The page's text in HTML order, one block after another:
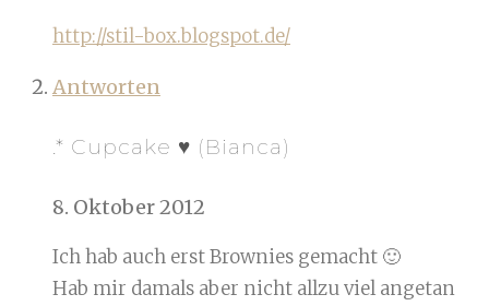
http://stil-box.blogspot.de/
Antworten
.* Cupcake ♥ (Bianca)
8. Oktober 2012
Ich hab auch erst Brownies gemacht 🙂
Hab mir damals aber nicht allzu viel angetan